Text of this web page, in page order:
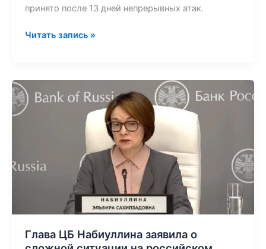
принято после 13 дней непрерывных атак.
Читать запись »
Глава ЦБ Набиуллина заявила о
Глава
ЦБ
сложной
ситуации
российском
фондовом
рынке